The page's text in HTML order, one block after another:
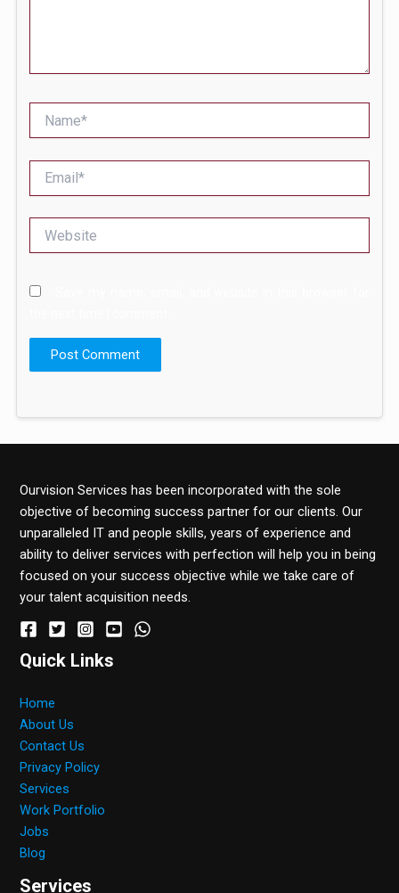
Ourvision Services has been incorporated with the sole
objective of becoming success partner for our clients. Our
unparalleled IT and people skills, years of experience and
ability to deliver services with perfection will help you in being
focused on your success objective while we take care of
your talent acquisition needs.
Quick Links
Home
About Us
Contact Us
Privacy Policy
Services
Work Portfolio
Jobs
Blog
Services